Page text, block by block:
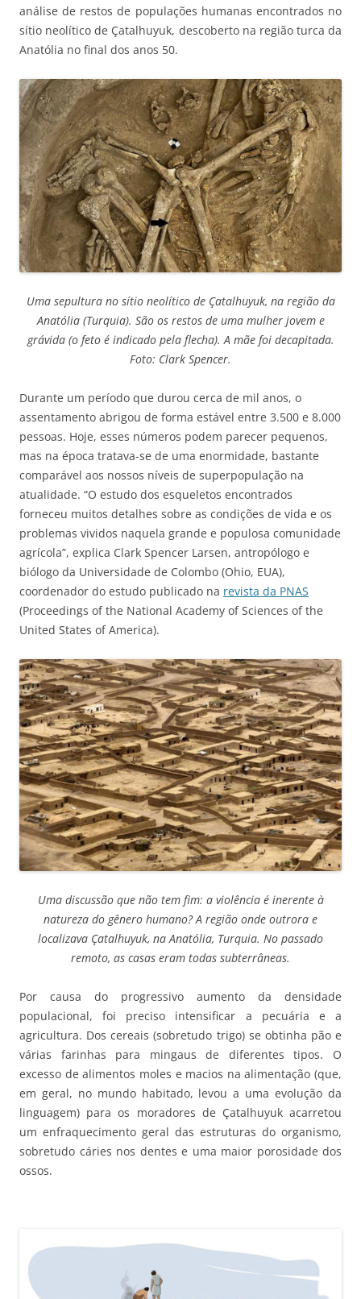
análise de restos de populações humanas encontrados no
sítio neolítico de Çatalhuyuk, descoberto na região turca da
Anatólia no final dos anos 50.
Uma sepultura no sítio neolítico de Çatalhuyuk, na região da
Anatólia (Turquia). São os restos de uma mulher jovem e
grávida (o feto é indicado pela flecha). A mãe foi decapitada.
Foto: Clark Spencer.
Durante um período que durou cerca de mil anos, o
assentamento abrigou de forma estável entre 3.500 e 8.000
pessoas. Hoje, esses números podem parecer pequenos,
mas na época tratava-se de uma enormidade, bastante
comparável aos nossos níveis de superpopulação na
atualidade. “O estudo dos esqueletos encontrados
forneceu muitos detalhes sobre as condições de vida e os
problemas vividos naquela grande e populosa comunidade
agrícola”, explica Clark Spencer Larsen, antropólogo e
biólogo da Universidade de Colombo (Ohio, EUA),
coordenador do estudo publicado na revista da PNAS
(Proceedings of the National Academy of Sciences of the
United States of America).
Uma discussão que não tem fim: a violência é inerente à
natureza do gênero humano? A região onde outrora e
localizava Çatalhuyuk, na Anatólia, Turquia. No passado
remoto, as casas eram todas subterrâneas.
Por causa do progressivo aumento da densidade
populacional, foi preciso intensificar a pecuária e a
agricultura. Dos cereais (sobretudo trigo) se obtinha pão e
várias farinhas para mingaus de diferentes tipos. O
excesso de alimentos moles e macios na alimentação (que,
em geral, no mundo habitado, levou a uma evolução da
linguagem) para os moradores de Çatalhuyuk acarretou
um enfraquecimento geral das estruturas do organismo,
sobretudo cáries nos dentes e uma maior porosidade dos
ossos.